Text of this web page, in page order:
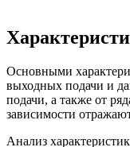
Основными
выходных подачи и
подачи, а также от
зависимости
Анализ